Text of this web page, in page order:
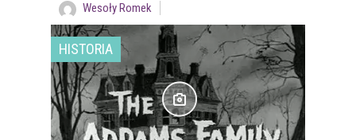
Wesoły Romek
HISTORIA